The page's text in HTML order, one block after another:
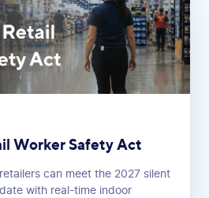
Worker Safety Act
can meet the 2027 silent
with real-time indoor